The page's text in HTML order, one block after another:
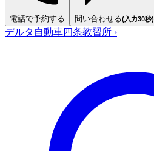
電話で予約する 問い合わせる(入力30秒)
デルタ自動車四条教習所 ›